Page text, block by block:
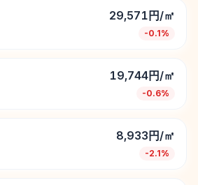
29,571円/㎡
-0.1%
19,744円/㎡
-0.6%
8,933円/㎡
-2.1%